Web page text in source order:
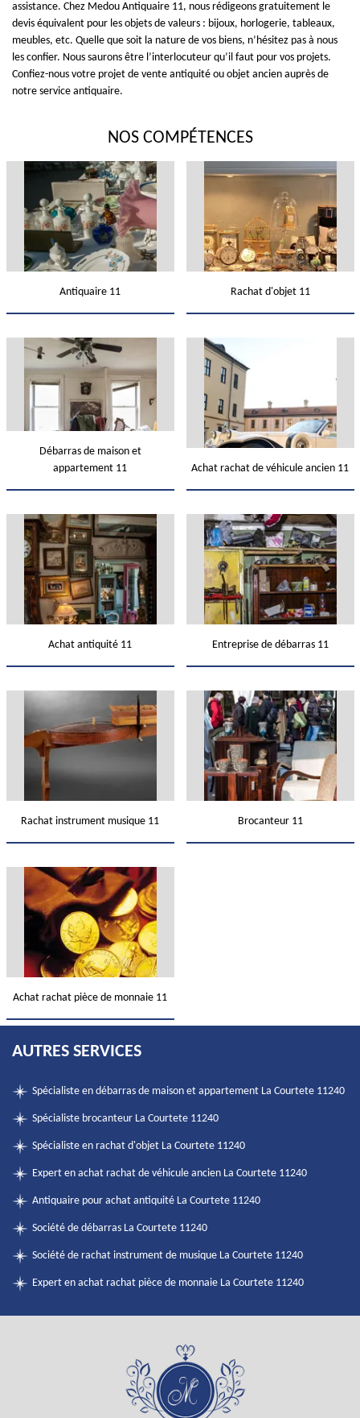
assistance. Chez Medou Antiquaire 11, nous rédigeons gratuitement le
devis équivalent pour les objets de valeurs : bijoux, horlogerie, tableaux,
meubles, etc. Quelle que soit la nature de vos biens, n’hésitez pas à nous
les confier. Nous saurons être l’interlocuteur qu’il faut pour vos projets.
Confiez-nous votre projet de vente antiquité ou objet ancien auprès de
notre service antiquaire.
NOS COMPÉTENCES
Antiquaire 11 Rachat d'objet 11
Débarras de maison et
appartement 11
Achat rachat de véhicule ancien 11
Achat antiquité 11 Entreprise de débarras 11
Rachat instrument musique 11 Brocanteur 11
Achat rachat pièce de monnaie 11
AUTRES SERVICES
Spécialiste en débarras de maison et appartement La Courtete 11240
Spécialiste brocanteur La Courtete 11240
Spécialiste en rachat d'objet La Courtete 11240
Expert en achat rachat de véhicule ancien La Courtete 11240
Antiquaire pour achat antiquité La Courtete 11240
Société de débarras La Courtete 11240
Société de rachat instrument de musique La Courtete 11240
Expert en achat rachat pièce de monnaie La Courtete 11240